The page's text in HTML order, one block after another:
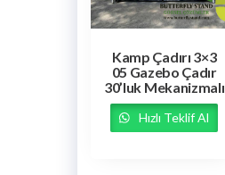
Kamp Çadırı 3×3
05 Gazebo Çadır
30’luk Mekanizmalı
Hızlı Teklif Al